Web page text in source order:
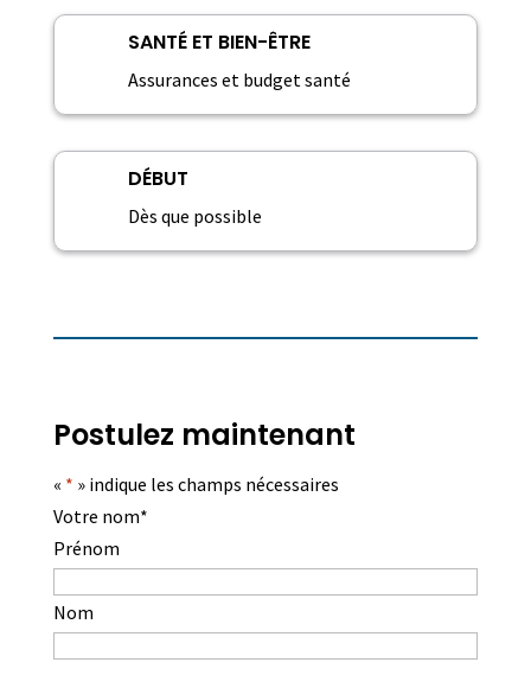
SANTÉ ET BIEN-ÊTRE
Assurances et budget santé
DÉBUT
Dès que possible
Postulez maintenant
« * » indique les champs nécessaires
Votre nom*
Prénom
Nom